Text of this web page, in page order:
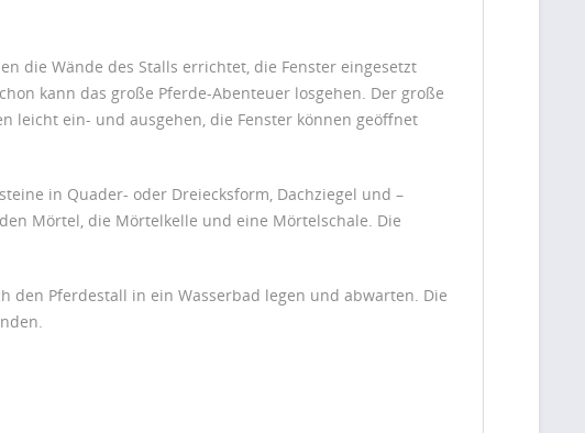
die Wände des Stalls errichtet, die Fenster eingesetzt
kann das große Pferde-Abenteuer losgehen. Der große
leicht ein- und ausgehen, die Fenster können geöffnet
in Quader- oder Dreiecksform, Dachziegel und –
Mörtel, die Mörtelkelle und eine Mörtelschale. Die
den Pferdestall in ein Wasserbad legen und abwarten. Die